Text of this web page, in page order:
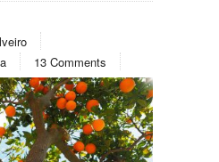
13 Comments